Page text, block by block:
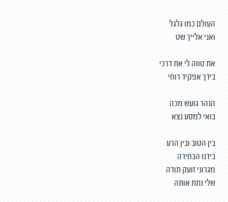
העולם כמו גלגל
ואני אלייך שט
את טווה לי את דרכי
בידך אפקיד רוחי
הנהר גועש מכה
בואי למסע נצא
בין הטוב ובין הרע
בידנו הבחירה
מגרוני זועק תודה
שלי נתת אותה